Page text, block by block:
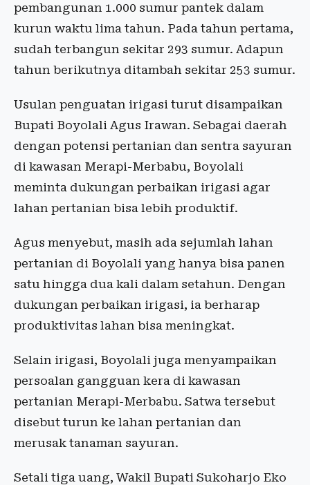
pembangunan 1.000 sumur pantek dalam
kurun waktu lima tahun. Pada tahun pertama,
sudah terbangun sekitar 293 sumur. Adapun
tahun berikutnya ditambah sekitar 253 sumur.
Usulan penguatan irigasi turut disampaikan
Bupati Boyolali Agus Irawan. Sebagai daerah
dengan potensi pertanian dan sentra sayuran
di kawasan Merapi-Merbabu, Boyolali
meminta dukungan perbaikan irigasi agar
lahan pertanian bisa lebih produktif.
Agus menyebut, masih ada sejumlah lahan
pertanian di Boyolali yang hanya bisa panen
satu hingga dua kali dalam setahun. Dengan
dukungan perbaikan irigasi, ia berharap
produktivitas lahan bisa meningkat.
Selain irigasi, Boyolali juga menyampaikan
persoalan gangguan kera di kawasan
pertanian Merapi-Merbabu. Satwa tersebut
disebut turun ke lahan pertanian dan
merusak tanaman sayuran.
Setali tiga uang, Wakil Bupati Sukoharjo Eko